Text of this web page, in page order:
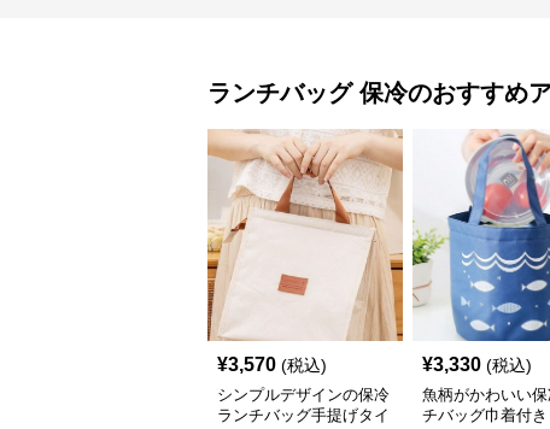
ランチバッグ 保冷のおすすめ
¥3,570 (税込)
シンプルデザインの保冷
ランチバッグ手提げタイ
¥3,330 (税込)
魚柄がかわいい
チバッグ巾着付き